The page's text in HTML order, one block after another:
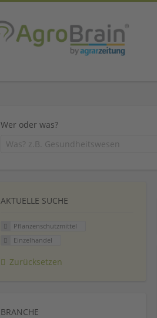
Wer oder was?
AKTUELLE SUCHE
Pflanzenschutzmittel
Einzelhandel
Zurücksetzen
BRANCHE